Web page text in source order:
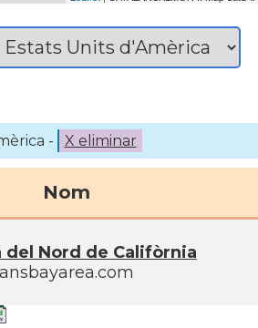
- X eliminar
Nom
del Nord de Califòrnia